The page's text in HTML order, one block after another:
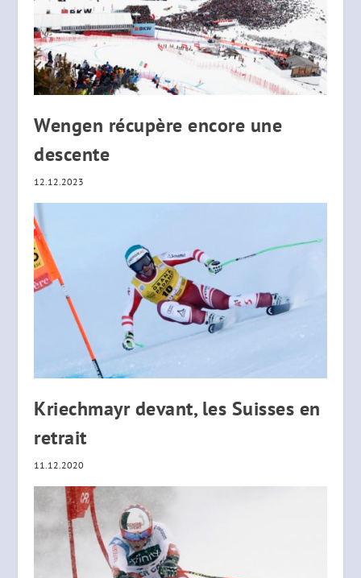
Wengen récupère encore une
descente
12.12.2023
Kriechmayr devant, les Suisses en
retrait
11.12.2020